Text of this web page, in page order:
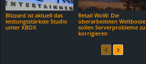
Blizzard ist aktuell das
leistungsstärkste Studio
unter XBOX
Retail WoW: Die
überarbeiteten Weltbosse
sollen Serverprobleme zu
korrigieren